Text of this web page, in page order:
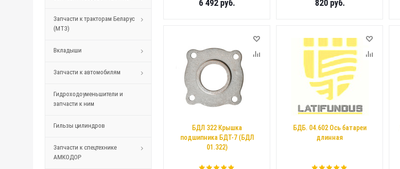
Запчасти к тракторам Беларус
(МТЗ)
Вкладыши
Запчасти к автомобилям
Гидроходоуменьшители и
запчасти к ним
Гильзы цилиндров
Запчасти к спецтехнике
АМКОДОР
6 492 руб. 820руб.
БДЛ 322 Крышка
подшипника БДТ-7 (БДЛ
01.322)
БДБ. 04.602 Ось батареи
длинная